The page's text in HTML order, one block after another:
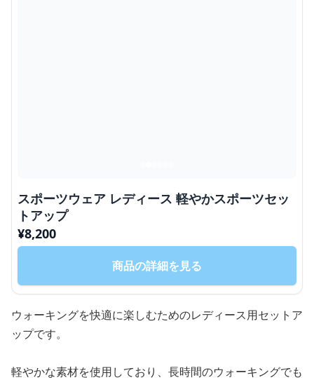
スポーツウェア レディース 軽やかスポーツセッ
トアップ
¥8,200
商品の詳細を見る
ウォーキングを快適に楽しむためのレディース用セットア
ップです。
軽やかな素材を使用しており、長時間のウォーキングでも